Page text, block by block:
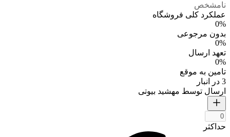
نامشخص
عملکرد کلی فروشگاه
0%
بدون مرجوعی
0%
تعهد ارسال
0%
تامین به موقع
3 در انبار
ارسال توسط مهشید بیوتی
حداکثر